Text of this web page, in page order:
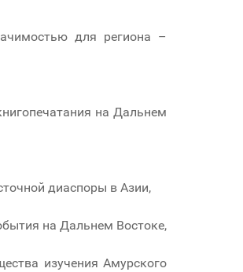
для региона –
на Дальнем
диаспоры в Азии,
на Дальнем Востоке,
изучения Амурского